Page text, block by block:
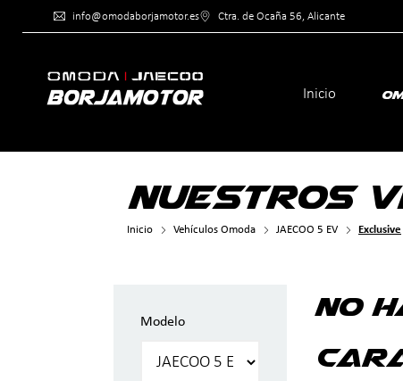
info@omodaborjamotor.es Ctra. de Ocaña 56,
Inicio
NUESTROS
Inicio Vehículos Omoda JAECOO 5 EV Exclusive
Modelo
No